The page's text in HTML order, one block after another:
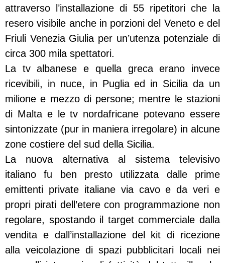
attraverso l’installazione di 55 ripetitori che la
resero visibile anche in porzioni del Veneto e del
Friuli Venezia Giulia per un’utenza potenziale di
circa 300 mila spettatori.
La tv albanese e quella greca erano invece
ricevibili, in nuce, in Puglia ed in Sicilia da un
milione e mezzo di persone; mentre le stazioni
di Malta e le tv nordafricane potevano essere
sintonizzate (pur in maniera irregolare) in alcune
zone costiere del sud della Sicilia.
La nuova alternativa al sistema televisivo
italiano fu ben presto utilizzata dalle prime
emittenti private italiane via cavo e da veri e
propri pirati dell’etere con programmazione non
regolare, spostando il target commerciale dalla
vendita e dall’installazione del kit di ricezione
alla veicolazione di spazi pubblicitari locali nei